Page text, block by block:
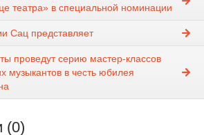
театра» в специальной номинации
Сац представляет
проведут серию мастер-классов
музыкантов в честь юбилея
(0)